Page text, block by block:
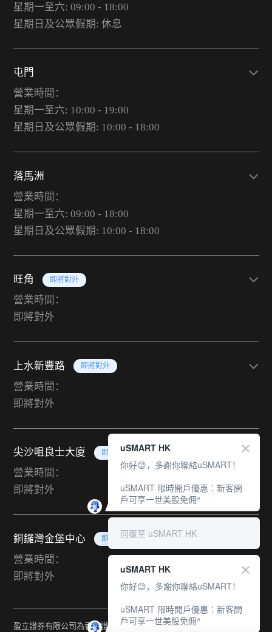
星期一至六: 09:00 - 18:00
星期日及公眾假期: 休息
屯門
營業時間：
星期一至六: 10:00 - 19:00
星期日及公眾假期: 10:00 - 18:00
落馬洲
營業時間：
星期一至六: 09:00 - 18:00
星期日及公眾假期: 10:00 - 18:00
旺角 即將對外
營業時間：
即將對外
上水新豐路 即將對外
營業時間：
即將對外
尖沙咀良士大廈 即將對外
營業時間：
即將對外
銅鑼灣金堡中心 即將對外
營業時間：
即將對外
盈立證券有限公司為香港證監會持牌法團（中央編號：
uSMART HK
你好😊，多謝你聯絡uSMART！
uSMART 限時開戶優惠︰新客開
戶可享一世美股免佣^
回覆至 uSMART HK
uSMART HK
你好😊，多謝你聯絡uSMART！
uSMART 限時開戶優惠︰新客開
戶可享一世美股免佣^